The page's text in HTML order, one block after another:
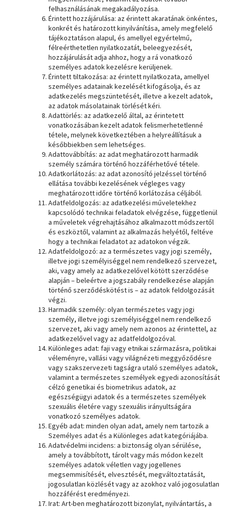
felhasználásának megakadályozása.
Érintett hozzájárulása: az érintett akaratának önkéntes,
konkrét és határozott kinyilvánítása, amely megfelelő
tájékoztatáson alapul, és amellyel egyértelmű,
félreérthetetlen nyilatkozatát, beleegyezését,
hozzájárulását adja ahhoz, hogy a rá vonatkozó
személyes adatok kezelésre kerüljenek.
Érintett tiltakozása: az érintett nyilatkozata, amellyel
személyes adatainak kezelését kifogásolja, és az
adatkezelés megszüntetését, illetve a kezelt adatok,
az adatok másolatainak törlését kéri.
Adattörlés: az adatkezelő által, az érintetett
vonatkozásában kezelt adatok felismerhetetlenné
tétele, melynek következtében a helyreállításuk a
későbbiekben sem lehetséges.
Adattovábbítás: az adat meghatározott harmadik
személy számára történő hozzáférhetővé tétele.
Adatkorlátozás: az adat azonosító jelzéssel történő
ellátása további kezelésének végleges vagy
meghatározott időre történő korlátozása céljából.
Adatfeldolgozás: az adatkezelési műveletekhez
kapcsolódó technikai feladatok elvégzése, függetlenül
a műveletek végrehajtásához alkalmazott módszertől
és eszköztől, valamint az alkalmazás helyétől, feltéve
hogy a technikai feladatot az adatokon végzik.
Adatfeldolgozó: az a természetes vagy jogi személy,
illetve jogi személyiséggel nem rendelkező szervezet,
aki, vagy amely az adatkezelővel kötött szerződése
alapján – beleértve a jogszabály rendelkezése alapján
történő szerződéskötést is – az adatok feldolgozását
végzi.
Harmadik személy: olyan természetes vagy jogi
személy, illetve jogi személyiséggel nem rendelkező
szervezet, aki vagy amely nem azonos az érintettel, az
adatkezelővel vagy az adatfeldolgozóval.
Különleges adat: faji vagy etnikai származásra, politikai
véleményre, vallási vagy világnézeti meggyőződésre
vagy szakszervezeti tagságra utaló személyes adatok,
valamint a természetes személyek egyedi azonosítását
célzó genetikai és biometrikus adatok, az
egészségügyi adatok és a természetes személyek
szexuális életére vagy szexuális irányultságára
vonatkozó személyes adatok.
Egyéb adat: minden olyan adat, amely nem tartozik a
Személyes adat és a Különleges adat kategóriájába.
Adatvédelmi incidens: a biztonság olyan sérülése,
amely a továbbított, tárolt vagy más módon kezelt
személyes adatok véletlen vagy jogellenes
megsemmisítését, elvesztését, megváltoztatását,
jogosulatlan közlését vagy az azokhoz való jogosulatlan
hozzáférést eredményezi.
Irat: Art-ben meghatározott bizonylat, nyilvántartás, a